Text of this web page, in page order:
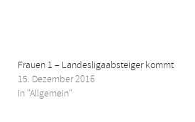
Frauen 1 – Landesligaabsteiger kommt
15. Dezember 2016
In "Allgemein"